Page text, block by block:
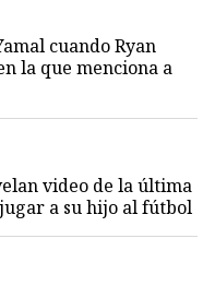
cuando Ryan
la que menciona a
video de la última
a su hijo al fútbol